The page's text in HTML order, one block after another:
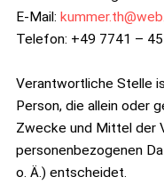
E-Mail:
Telefon: +49 7741 –
Verantwortliche Stelle
Person, die allein oder
Zwecke und Mittel der
personenbezogenen
o. Ä.) entscheidet.